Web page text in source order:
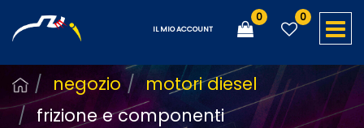
IL MIO ACCOUNT
0 0
negozio
motori diesel
frizione e componenti